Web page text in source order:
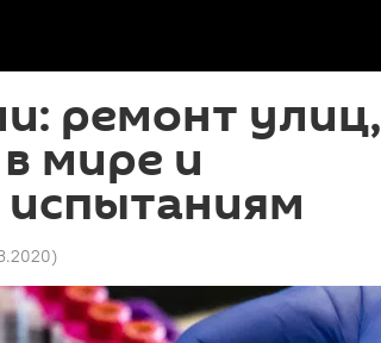
ремонт улиц,
мире и
испытаниям
)